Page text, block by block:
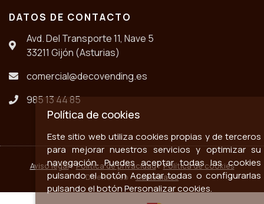
DATOS DE CONTACTO
Avd. Del Transporte 11, Nave 5
33211 Gijón (Asturias)
comercial@decovending.es
985 13 44 85
Aviso legal|Política de privacidad|Política de cookies
Diseño web ::ticmedia.es
Política de cookies
Este sitio web utiliza cookies propias y de terceros
para mejorar nuestros servicios y optimizar su
navegación. Puedes aceptar todas las cookies
pulsando el botón Aceptar todas o configurarlas
pulsando el botón Personalizar cookies.